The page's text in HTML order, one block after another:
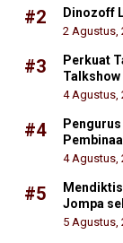
#2 Dinozoff
2 Agustus,
#3
Perkuat
Talkshow
4 Agustus,
#4
4 Agustus,
#5
Jompa
5 Agustus,